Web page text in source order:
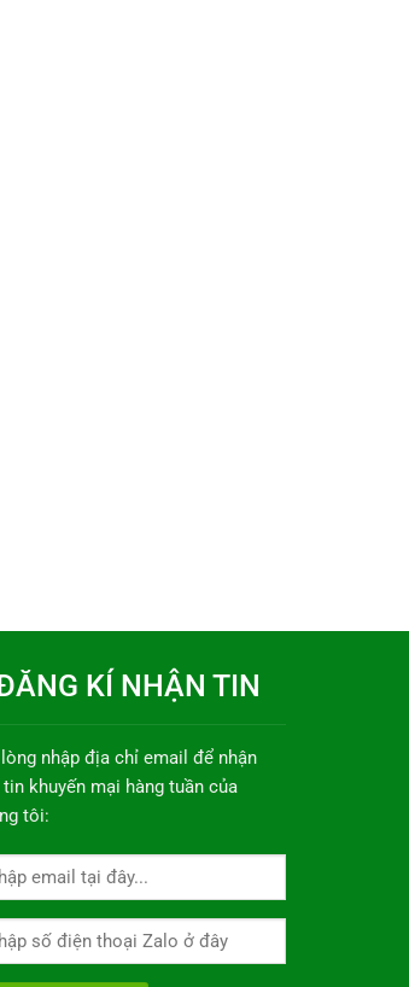
KÍ NHẬN TIN
nhập địa chỉ email để nhận
tin khuyến mại hàng tuần của
tôi: